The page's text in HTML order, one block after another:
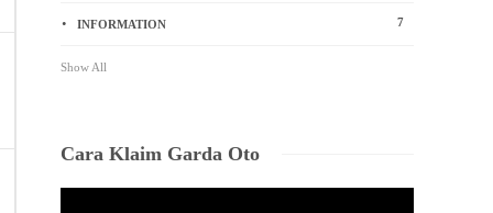
INFORMATION 7
Show All
Cara Klaim Garda Oto